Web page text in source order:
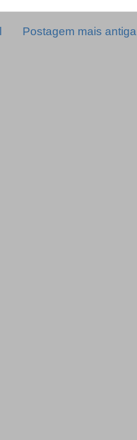
Postagem mais antiga